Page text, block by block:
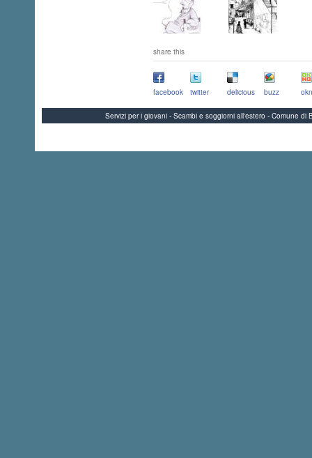
share this
facebook twitter delicious buzz
Servizi per i giovani - Scambi e soggiorni all'estero - Comune